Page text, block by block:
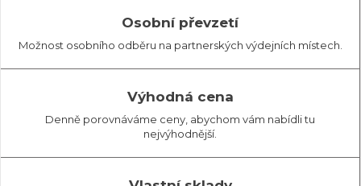
Osobní převzetí
Možnost osobního odběru na partnerských výdejních místech.
Výhodná cena
Denně porovnáváme ceny, abychom vám nabídli tu
nejvýhodnější.